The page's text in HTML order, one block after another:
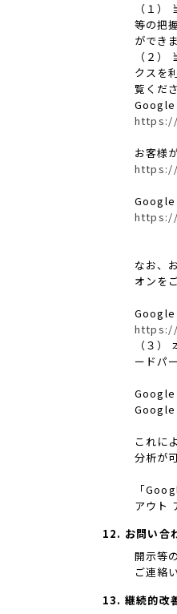
（１
等の把
ができ
（２
クスを
覧くだ
Google
お客様
Google
なお、
オンを
Google
（３
ードパ
Google
Google
これに
分析が
「
アウト
12. お問い合
開示等
ご連絡
13. 継続的改